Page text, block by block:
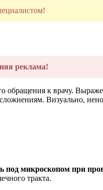
реклама!
обращения к врачу.
Визуально,
под микроскопом при
тракта.